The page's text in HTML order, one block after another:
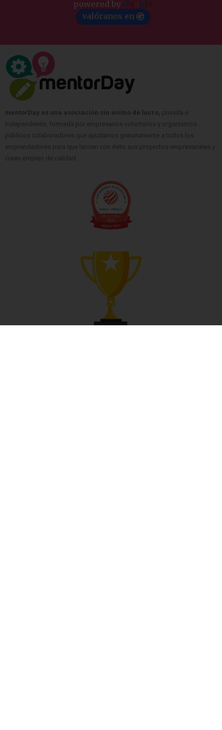
powered by G gl
valóranos en
mentorDay es una asociación sin ánimo de lucro, privada e
independiente, formada por empresarios voluntarios y organismos
públicos colaboradores que ayudamos gratuitamente a todos los
emprendedores para que lancen con éxito sus proyectos empresariales y
creen empleo de calidad.